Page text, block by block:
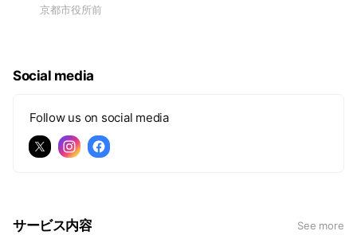
京都市役所前
Social media
Follow us on social media
サービス内容 See more